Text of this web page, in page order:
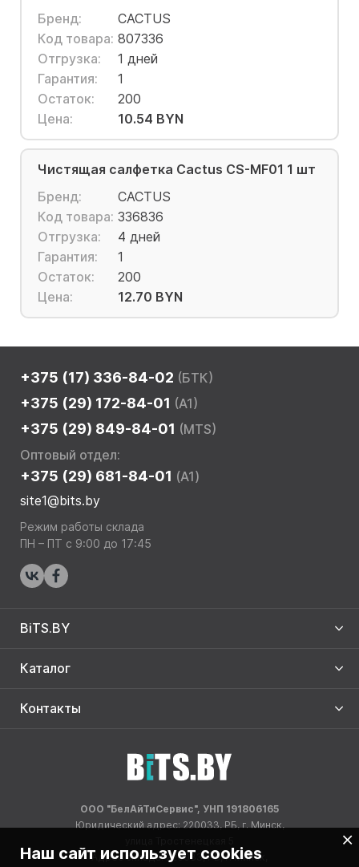
Бренд:
CACTUS
Код товара: 807336
Отгрузка:
1 дней
Гарантия:
1
Остаток:
200
Цена:
10.54 BYN
Чистящая салфетка Cactus CS-MF01 1 шт
Бренд:
CACTUS
Код товара: 336836
Отгрузка:
4 дней
Гарантия:
1
Остаток:
200
Цена:
12.70 BYN
+375 (17) 336-84-02 (БТК)
+375 (29) 172-84-01 (A1)
+375 (29) 849-84-01 (MTS)
Оптовый отдел:
+375 (29) 681-84-01 (A1)
site1@bits.by
Режим работы склада
ПН – ПТ с 9:00 до 17:45
BiTS.BY
Каталог
Контакты
ООО "БелАйТиСервис", УНП 191806165
Юридический адрес: 220033, РБ, г. Минск,
Адрес склада: 220033, РБ, г. Минск,
Наш сайт использует cookies